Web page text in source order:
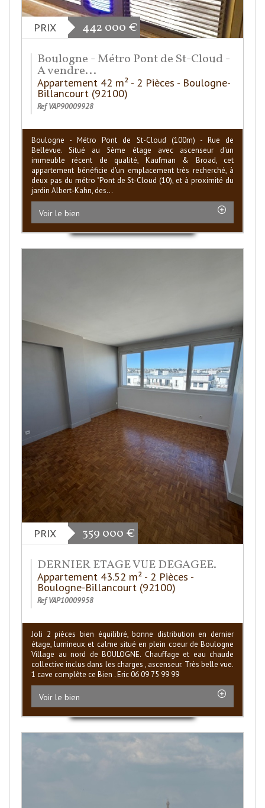
PRIX 442 000 €
Boulogne - Métro Pont de St-Cloud -
A vendre...
Appartement 42 m² - 2 Pièces - Boulogne-
Billancourt (92100)
Ref VAP90009928
Boulogne - Métro Pont de St-Cloud (100m) - Rue de
Bellevue. Situé au 5ème étage avec ascenseur d'un
immeuble récent de qualité, Kaufman & Broad, cet
appartement bénéficie d'un emplacement très recherché, à
deux pas du métro "Pont de St-Cloud (10), et à proximité du
jardin Albert-Kahn, des...
Voir le bien
PRIX 359 000 €
DERNIER ETAGE VUE DEGAGEE.
Appartement 43.52 m² - 2 Pièces -
Boulogne-Billancourt (92100)
Ref VAP10009958
Joli 2 pièces bien équilibré, bonne distribution en dernier
étage, lumineux et calme situé en plein coeur de Boulogne
Village au nord de BOULOGNE. Chauffage et eau chaude
collective inclus dans les charges , ascenseur. Très belle vue.
1 cave complête ce Bien . Eric 06 09 75 99 99
Voir le bien